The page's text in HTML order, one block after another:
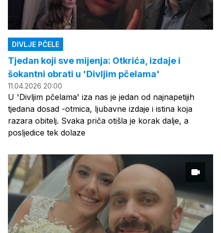
DIVLJE PČELE
Tjedan koji sve mijenja: Otkrića, izdaje i
šokantni obrati u 'Divljim pčelama'
11.04.2026 20:00
U 'Divljim pčelama' iza nas je jedan od najnapetijih
tjedana dosad -otmica, ljubavne izdaje i istina koja
razara obitelj. Svaka priča otišla je korak dalje, a
posljedice tek dolaze